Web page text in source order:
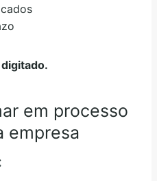
em processo
empresa